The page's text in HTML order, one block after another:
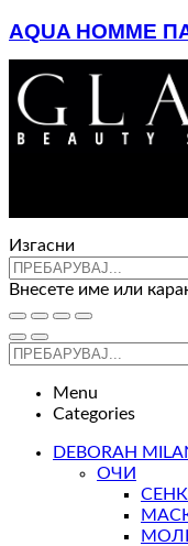
AQUA HOMME
3.500ден – ден
Изгасни
Внесете име или
Menu
Categories
DEBORAH
ОЧИ